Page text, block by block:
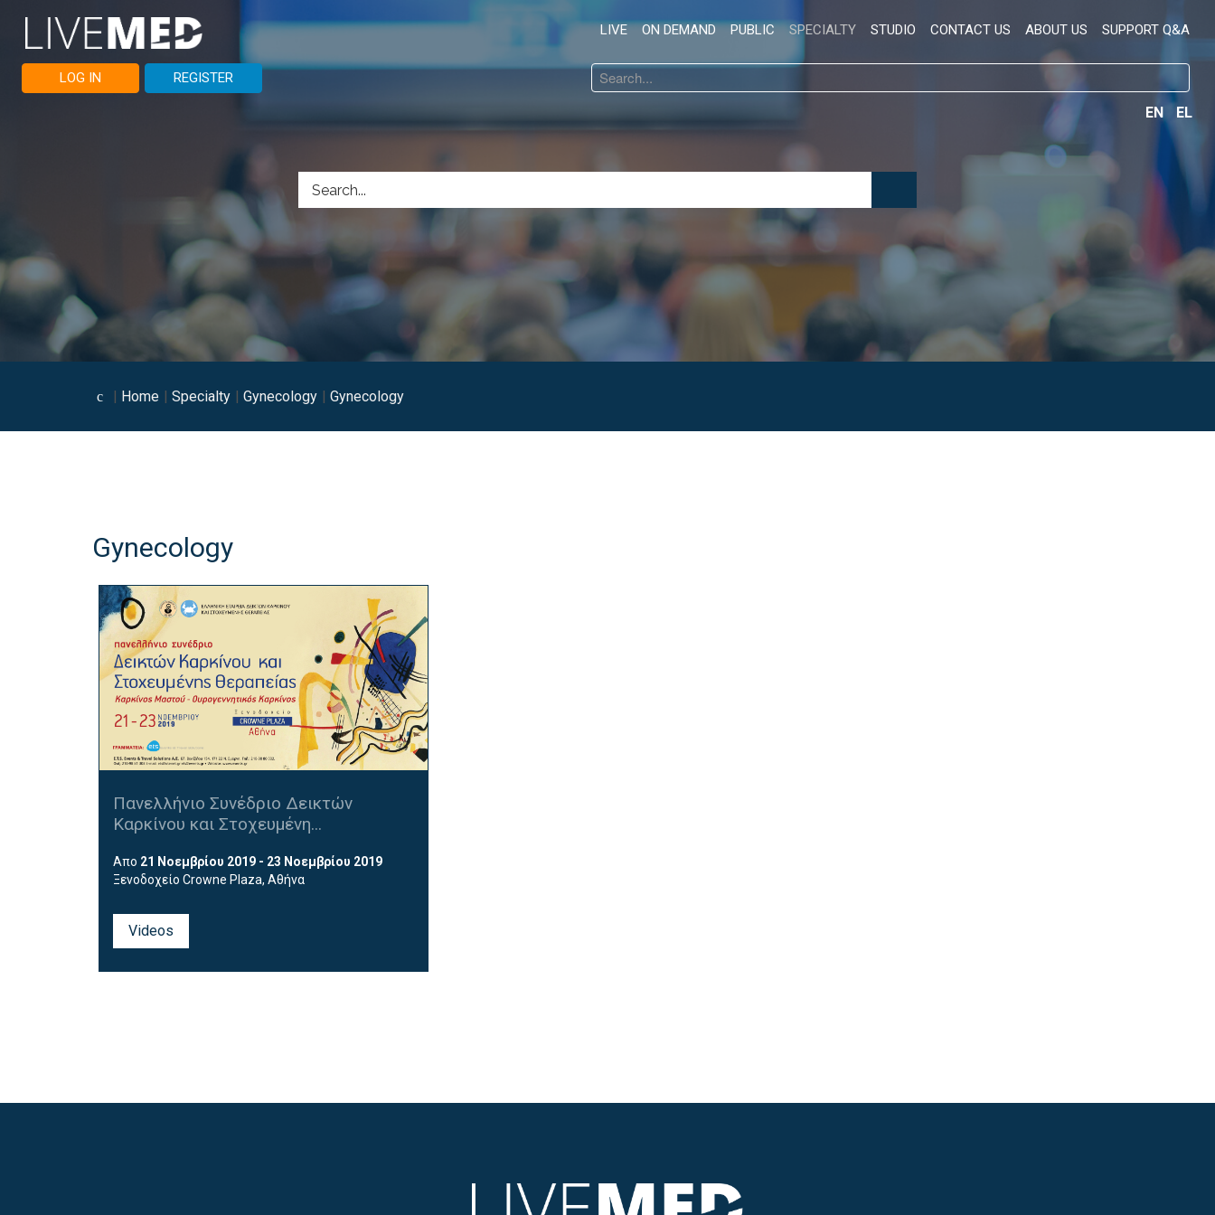
LIVE ON DEMAND PUBLIC SPECIALTY STUDIO CONTACT US ABOUT US SUPPORT Q&A
LOG IN REGISTER
Search
...
EN EL
Home Specialty Gynecology Gynecology
Gynecology
Πανελλήνιο Συνέδριο Δεικτών
Καρκίνου και Στοχευμένη...
Απο 21 Νοεμβρίου 2019 - 23 Νοεμβρίου 2019
Ξενοδοχείο Crowne Plaza, Αθήνα
Videos